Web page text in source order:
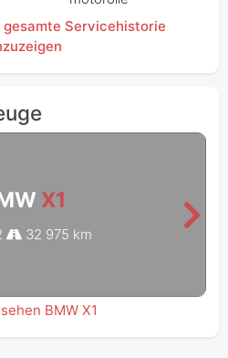
gesamte Servicehistorie
X1
32 975 km
BMW X1